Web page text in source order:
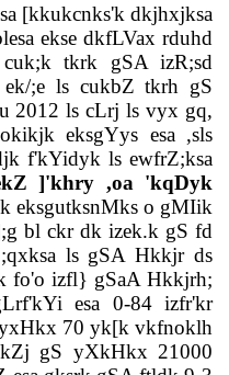
[kkukcnks'k dkjhxjksa
ekse dkfLVax rduhd
tkrk gSA izR;sd
;e ls cukbZ tkrh gS
2012 ls cLrj ls vyx gq,
eksgYys esa ,sls
f'kYidyk ls ewfrZ;ksa
]'khry ,oa 'kqDyk
eksgutksnMks o gMIik
bl ckr dk izek.k gS fd
ls gSA Hkkjr ds
fo'o izfl} gSaA Hkkjrh;
esa 0-84 izfr'kr
70 yk[k vkfnoklh
gS yXkHkx 21000